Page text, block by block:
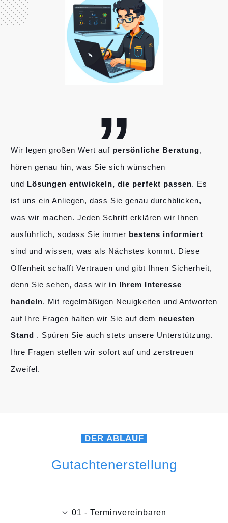
„
Wir legen großen Wert auf persönliche Beratung,
hören genau hin, was Sie sich wünschen
und Lösungen entwickeln, die perfekt passen. Es
ist uns ein Anliegen, dass Sie genau durchblicken,
was wir machen. Jeden Schritt erklären wir Ihnen
ausführlich, sodass Sie immer bestens informiert
sind und wissen, was als Nächstes kommt. Diese
Offenheit schafft Vertrauen und gibt Ihnen Sicherheit,
denn Sie sehen, dass wir in Ihrem Interesse
handeln. Mit regelmäßigen Neuigkeiten und Antworten
auf Ihre Fragen halten wir Sie auf dem neuesten
Stand . Spüren Sie auch stets unsere Unterstützung.
Ihre Fragen stellen wir sofort auf und zerstreuen
Zweifel.
DER ABLAUF
Gutachtenerstellung
01 - Terminvereinbaren